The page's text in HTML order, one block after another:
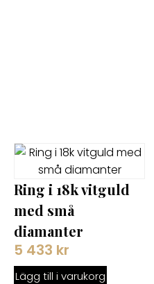
Ring i 18k vitguld
med små
diamanter
5 433 kr
Lägg till i varukorg